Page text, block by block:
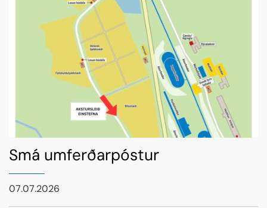
Smá umferðarpóstur
07.07.2026